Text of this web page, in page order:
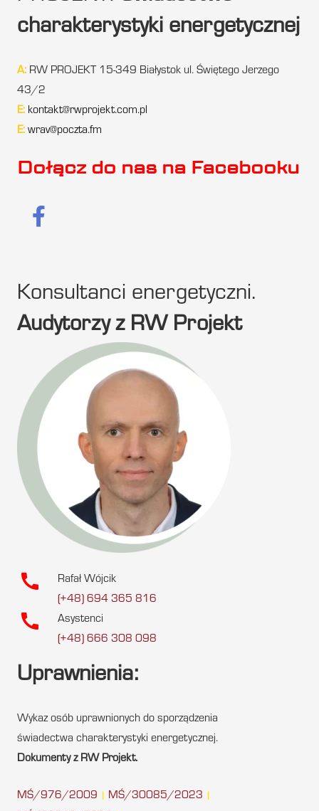
charakterystyki energetycznej
A: RW PROJEKT 15-349 Białystok ul. Świętego Jerzego
43/2
E: kontakt@rwprojekt.com.pl
E: wrav@poczta.fm
Dołącz do nas na Facebooku
Konsultanci energetyczni.
Audytorzy z RW Projekt
call
Rafał Wójcik
(+48) 694 365 816
call
Asystenci
(+48) 666 308 098
Uprawnienia:
Wykaz osób uprawnionych do sporządzenia
świadectwa charakterystyki energetycznej.
Dokumenty z RW Projekt.
MŚ/976/2009 MŚ/30085/2023